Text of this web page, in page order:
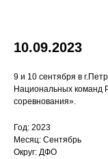
10.09.2023
9 и 10 сентября в
Национальных команд
соревнования».
Год: 2023
Месяц: Сентябрь
Округ: ДФО